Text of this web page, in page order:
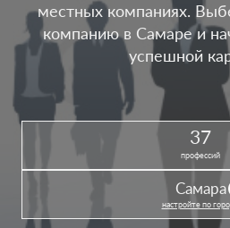
местных компаниях.
компанию в Самаре и
успешной
37
профессий
Самара
настройте по